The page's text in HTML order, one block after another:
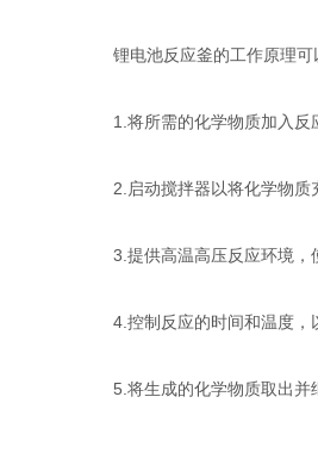
锂电池反应釜的工作原理可
1.将所需的化学物质加入反
2.启动搅拌器以将化学物质
3.提供高温高压反应环境，
4.控制反应的时间和温度，
5.将生成的化学物质取出并继